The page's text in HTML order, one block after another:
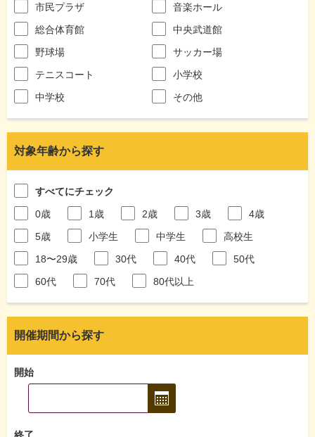
市民プラザ
音楽ホール
総合体育館
中央武道館
野球場
サッカー場
テニスコート
小学校
中学校
その他
対象年齢から探す
すべてにチェック
0歳
1歳 2歳 3歳
4歳
5歳
小学生 中学生
高校生
18〜29歳
30代 40代
50代
60代
70代 80代以上
開催期間から探す
開始
終了